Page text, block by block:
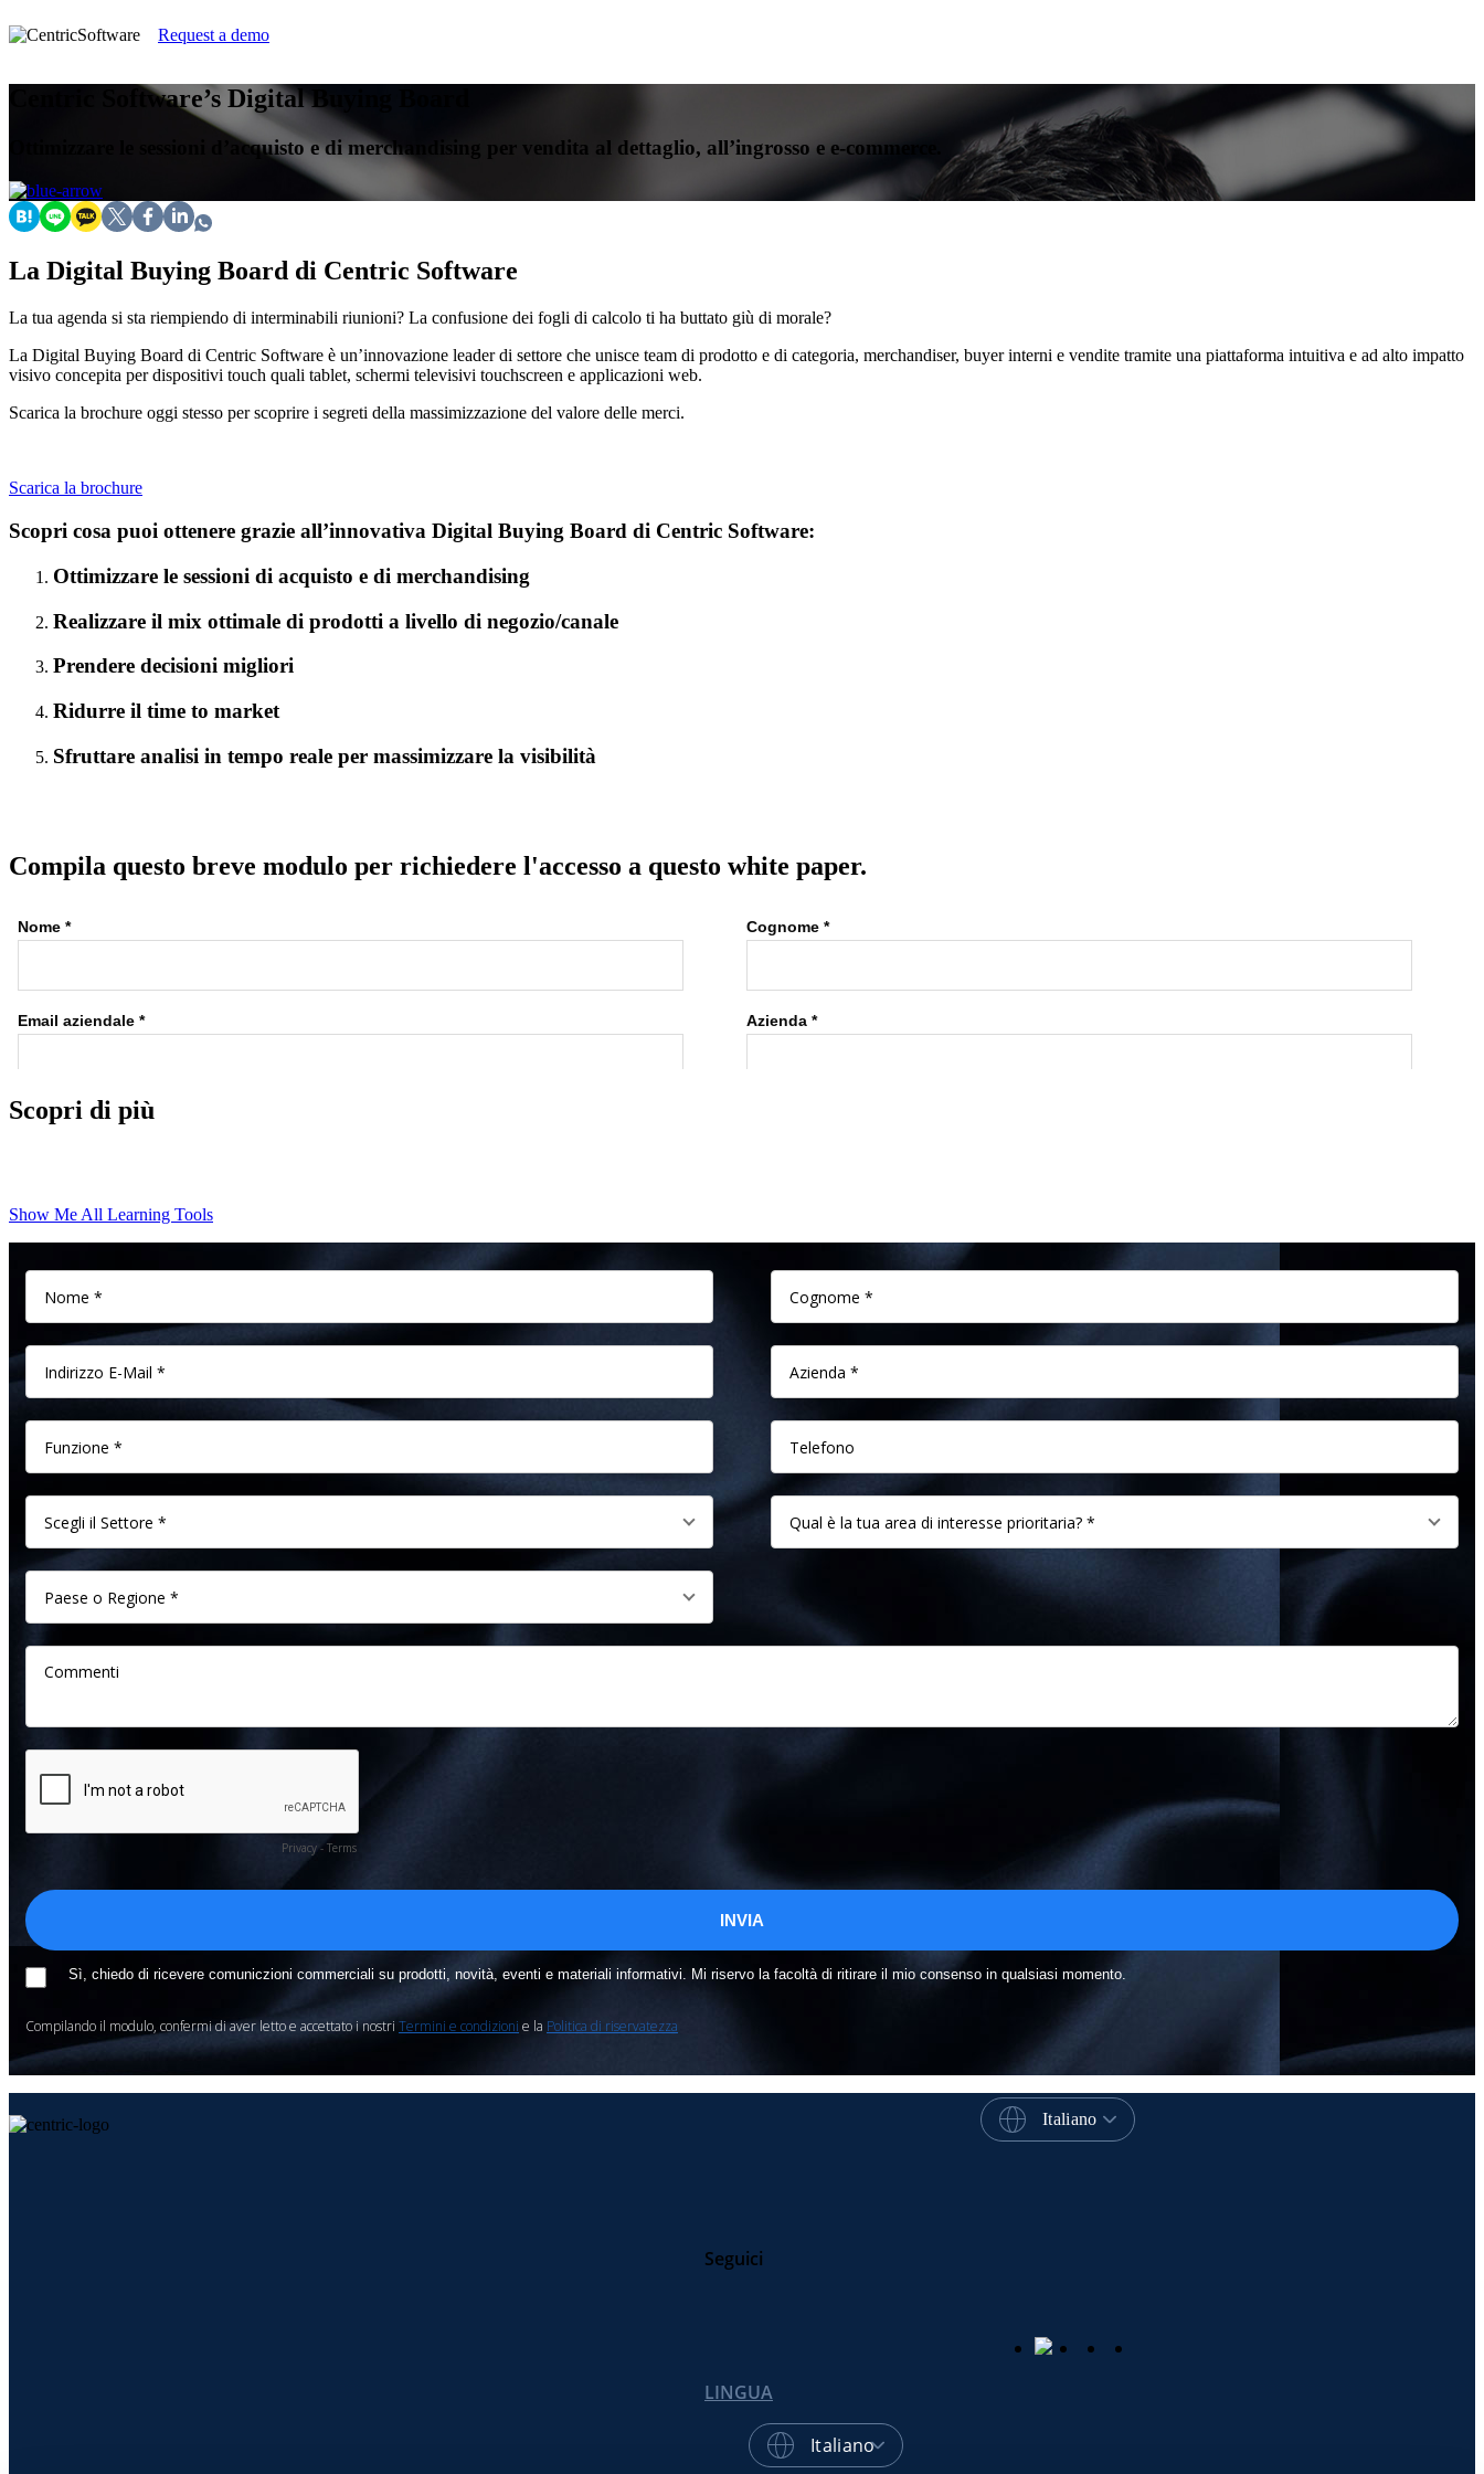
Request a demo
Centric Software’s Digital Buying Board
Ottimizzare le sessioni d’acquisto e di merchandising per vendita al dettaglio, all’ingrosso e e-commerce.
La Digital Buying Board di Centric Software
La tua agenda si sta riempiendo di interminabili riunioni? La confusione dei fogli di calcolo ti ha buttato giù di morale?
La Digital Buying Board di Centric Software è un’innovazione leader di settore che unisce team di prodotto e di categoria, merchandiser, buyer interni e vendite tramite una piattaforma intuitiva e ad alto impatto
visivo concepita per dispositivi touch quali tablet, schermi televisivi touchscreen e applicazioni web.
Scarica la brochure oggi stesso per scoprire i segreti della massimizzazione del valore delle merci.
Scarica la brochure
Scopri cosa puoi ottenere grazie all’innovativa Digital Buying Board di Centric Software:
Ottimizzare le sessioni di acquisto e di merchandising
Realizzare il mix ottimale di prodotti a livello di negozio/canale
Prendere decisioni migliori
Ridurre il time to market
Sfruttare analisi in tempo reale per massimizzare la visibilità
Compila questo breve modulo per richiedere l'accesso a questo white paper.
Scopri di più
Show Me All Learning Tools
Italiano
Seguici
LINGUA
Italiano